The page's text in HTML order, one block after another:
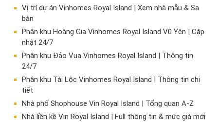
Vị trí dự án Vinhomes Royal Island | Xem nhà mẫu & Sa
bàn
Phân khu Hoàng Gia Vinhomes Royal Island Vũ Yên | Cập
nhật 24/7
Phân khu Đảo Vua Vinhomes Royal Island | Thông tin
24/7
Phân khu Tài Lộc Vinhomes Royal Island | Thông tin chi
tiết
Nhà phố Shophouse Vin Royal Island | Tổng quan A-Z
Nhà liền kề Vin Royal Island | Full thông tin & mức giá mới